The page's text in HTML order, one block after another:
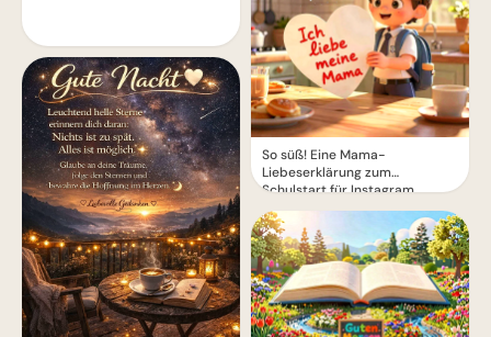
So süß! Eine Mama-
Liebeserklärung zum
Schulstart für Instagram